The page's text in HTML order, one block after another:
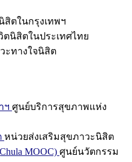
สิตในกรุงเทพฯ
ตนิสิตในประเทศไทย
ะทางใจนิสิต
ฯ ศูนย์บริการสุขภาพแห่ง
หน่วยส่งเสริมสุขภาวะนิสิต
MOOC) ศูนย์นวัตกรรม